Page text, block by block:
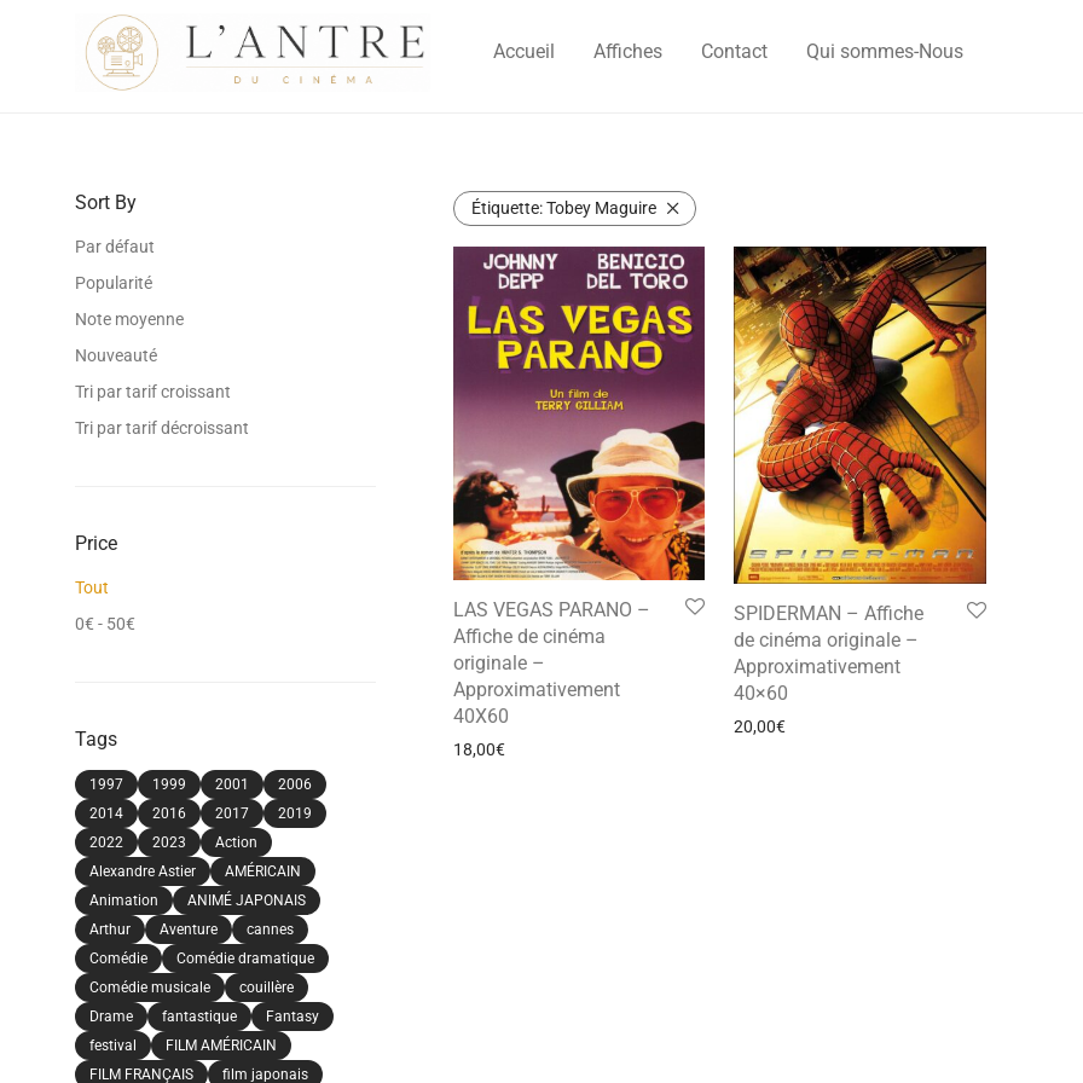
Accueil Affiches Contact Qui sommes-Nous
Sort By
Par défaut
Popularité
Note moyenne
Nouveauté
Tri par tarif croissant
Tri par tarif décroissant
Price
Tout
0€ - 50€
Tags
1997 1999 2001
2006
2014
2016 2017
2019
2022
2023
Action
Alexandre Astier
AMÉRICAIN
Animation
ANIMÉ JAPONAIS
Arthur
Aventure
cannes
Comédie
Comédie dramatique
Comédie musicale
couillère
Drame
fantastique
Fantasy
festival
FILM AMÉRICAIN
FILM FRANÇAIS
film japonais
Étiquette:Tobey Maguire
LAS VEGAS PARANO –
Affiche de cinéma
originale –
Approximativement
40X60
18,00€
SPIDERMAN – Affiche
de cinéma originale –
Approximativement
40×60
20,00€